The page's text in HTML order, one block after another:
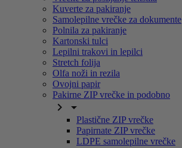
Kuverte za pakiranje
Samolepilne vrečke za dokumente
Polnila za pakiranje
Kartonski tulci
Lepilni trakovi in lepilci
Stretch folija
Olfa noži in rezila
Ovojni papir
Pakirne ZIP vrečke in podobno
 
Plastične ZIP vrečke
Papirnate ZIP vrečke
LDPE samolepilne vrečke